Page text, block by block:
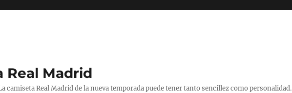
Real Madrid
camiseta Real Madrid de la nueva temporada puede tener tanto sencillez como personalidad.